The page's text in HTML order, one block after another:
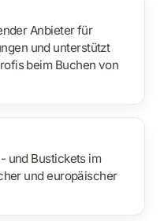
Anbieter für
und unterstützt
beim Buchen von
und Bustickets im
und europäischer